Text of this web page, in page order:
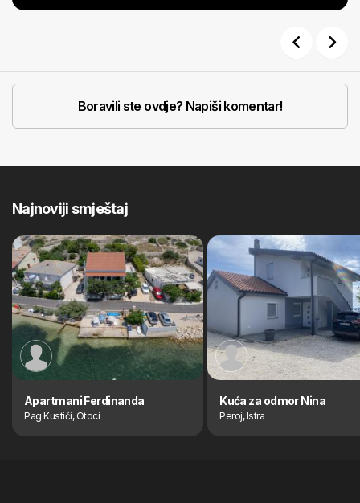
Boravili ste ovdje? Napiši komentar!
Najnoviji smještaj
Apartmani Ferdinanda
Pag Kustići, Otoci
Kuća za odmor Nina
Peroj, Istra